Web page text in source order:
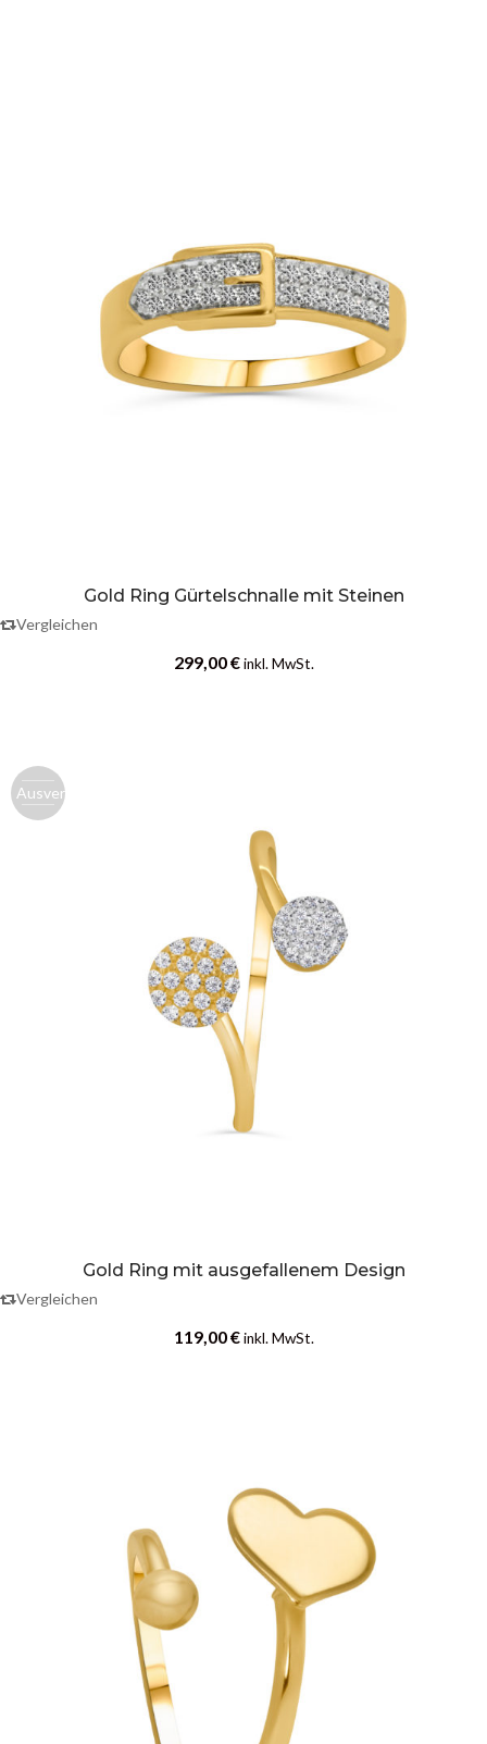
Gold Ring Gürtelschnalle mit Steinen
Vergleichen
299,00€ inkl. MwSt.
Ausverk.
Gold Ring mit ausgefallenem Design
Vergleichen
119,00€ inkl. MwSt.